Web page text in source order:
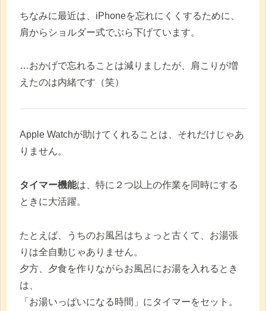
ちなみに最近は、iPhoneを忘れにくくするために、
肩からショルダー式でぶら下げています。
…おかげで忘れることは減りましたが、肩こりが増
えたのは内緒です（笑）
Apple Watchが助けてくれることは、それだけじゃあ
りません。
タイマー機能は、特に２つ以上の作業を同時にする
ときに大活躍。
たとえば、うちのお風呂はちょっと古くて、お湯張
りは全自動じゃありません。
夕方、夕食を作りながらお風呂にお湯を入れるとき
は、
「お湯いっぱいになる時間」にタイマーをセット。